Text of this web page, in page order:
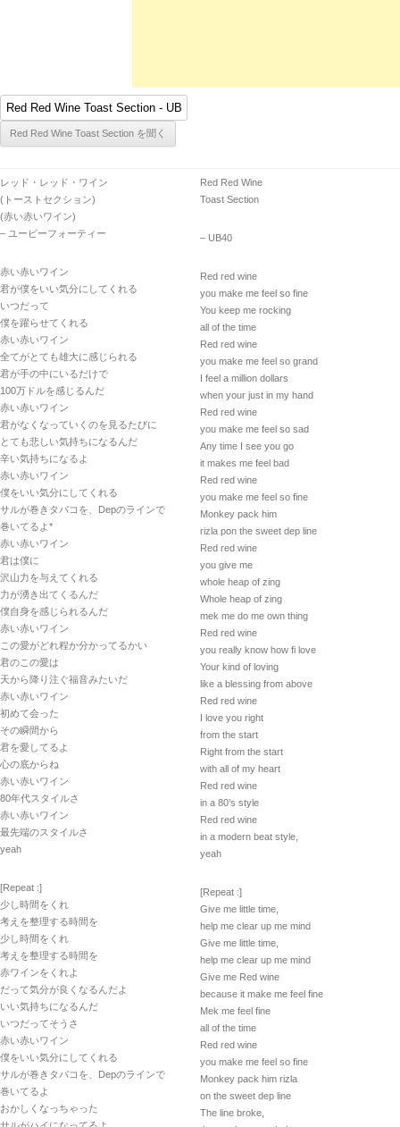
レッド・レッド・ワイン
(トーストセクション)
(赤い赤いワイン)
– ユービーフォーティー
赤い赤いワイン
君が僕をいい気分にしてくれる
いつだって
僕を躍らせてくれる
赤い赤いワイン
全てがとても雄大に感じられる
君が手の中にいるだけで
100万ドルを感じるんだ
赤い赤いワイン
君がなくなっていくのを見るたびに
とても悲しい気持ちになるんだ
辛い気持ちになるよ
赤い赤いワイン
僕をいい気分にしてくれる
サルが巻きタバコを、Depのラインで
巻いてるよ*
赤い赤いワイン
君は僕に
沢山力を与えてくれる
力が湧き出てくるんだ
僕自身を感じられるんだ
赤い赤いワイン
この愛がどれ程か分かってるかい
君のこの愛は
天から降り注ぐ福音みたいだ
赤い赤いワイン
初めて会った
その瞬間から
君を愛してるよ
心の底からね
赤い赤いワイン
80年代スタイルさ
赤い赤いワイン
最先端のスタイルさ
yeah
[Repeat :]
少し時間をくれ
考えを整理する時間を
少し時間をくれ
考えを整理する時間を
赤ワインをくれよ
だって気分が良くなるんだよ
いい気持ちになるんだ
いつだってそうさ
赤い赤いワイン
僕をいい気分にしてくれる
サルが巻きタバコを、Depのラインで
巻いてるよ
おかしくなっちゃった
Red Red Wine
Toast Section
– UB40
Red red wine
you make me feel so fine
You keep me rocking
all of the time
Red red wine
you make me feel so grand
I feel a million dollars
when your just in my hand
Red red wine
you make me feel so sad
Any time I see you go
it makes me feel bad
Red red wine
you make me feel so fine
Monkey pack him
rizla pon the sweet dep line
Red red wine
you give me
whole heap of zing
Whole heap of zing
mek me do me own thing
Red red wine
you really know how fi love
Your kind of loving
like a blessing from above
Red red wine
I love you right
from the start
Right from the start
with all of my heart
Red red wine
in a 80’s style
Red red wine
in a modern beat style,
yeah
[Repeat :]
Give me little time,
help me clear up me mind
Give me little time,
help me clear up me mind
Give me Red wine
because it make me feel fine
Mek me feel fine
all of the time
Red red wine
you make me feel so fine
Monkey pack him rizla
on the sweet dep line
The line broke,